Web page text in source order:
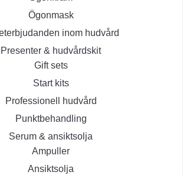
Ögonmask
inom hudvård
Presenter & hudvårdskit
Gift sets
Start kits
Professionell hudvård
Punktbehandling
Serum & ansiktsolja
Ampuller
Ansiktsolja